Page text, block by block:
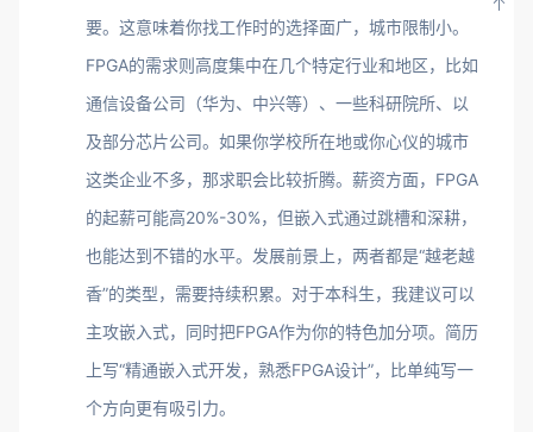
要。这意味着你找工作时的选择面广，城市限制小。
FPGA的需求则高度集中在几个特定行业和地区，比如
通信设备公司（华为、中兴等）、一些科研院所、以
及部分芯片公司。如果你学校所在地或你心仪的城市
这类企业不多，那求职会比较折腾。薪资方面，FPGA
的起薪可能高20%-30%，但嵌入式通过跳槽和深耕，
也能达到不错的水平。发展前景上，两者都是“越老越
香”的类型，需要持续积累。对于本科生，我建议可以
主攻嵌入式，同时把FPGA作为你的特色加分项。简历
上写“精通嵌入式开发，熟悉FPGA设计”，比单纯写一
个方向更有吸引力。